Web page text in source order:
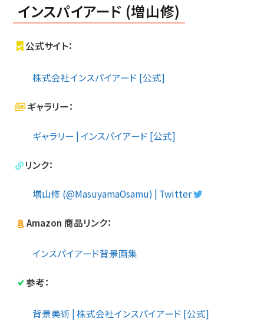
インスパイアード (増山修)
公式サイト：
株式会社インスパイアード [公式]
ギャラリー：
ギャラリー | インスパイアード [公式]
リンク：
増山修 (@MasuyamaOsamu) | Twitter
Amazon 商品リンク：
インスパイアード背景画集
参考：
背景美術 | 株式会社インスパイアード [公式]